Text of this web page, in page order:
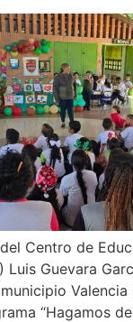
Centro de
Luis Guevara
“Hagamos